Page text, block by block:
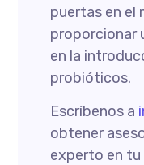
puertas en el
proporcionar
en la
probióticos.
Escríbenos a
obtener
experto en tu